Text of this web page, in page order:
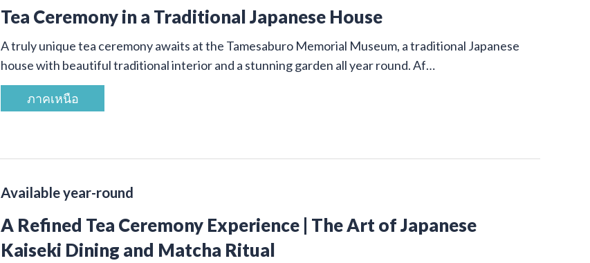
Tea Ceremony in a Traditional Japanese House
A truly unique tea ceremony awaits at the Tamesaburo Memorial Museum, a traditional Japanese
house with beautiful traditional interior and a stunning garden all year round. Af…
ภาคเหนือ
Available year-round
A Refined Tea Ceremony Experience | The Art of Japanese
Kaiseki Dining and Matcha Ritual